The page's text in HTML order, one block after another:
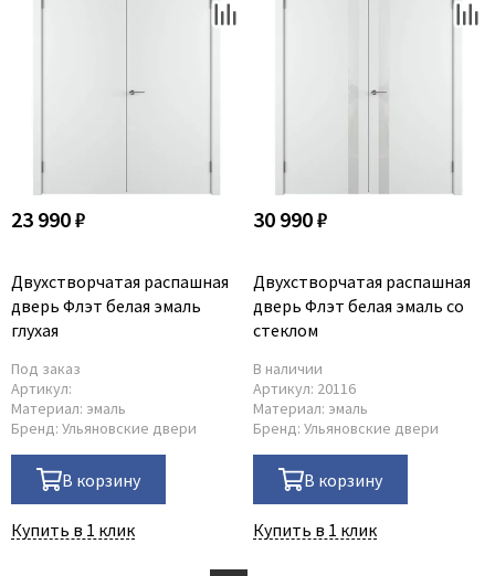
23 990 ₽
Двухстворчатая распашная
дверь Флэт белая эмаль
глухая
Под заказ
Артикул:
Материал: эмаль
Бренд: Ульяновские двери
В корзину
Купить в 1 клик
30 990 ₽
Двухстворчатая распашная
дверь Флэт белая эмаль со
стеклом
В наличии
Артикул: 20116
Материал: эмаль
Бренд: Ульяновские двери
В корзину
Купить в 1 клик